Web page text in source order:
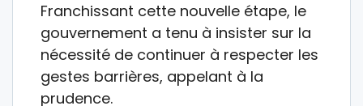
Franchissant cette nouvelle étape, le
gouvernement a tenu à insister sur la
nécessité de continuer à respecter les
gestes barrières, appelant à la
prudence.